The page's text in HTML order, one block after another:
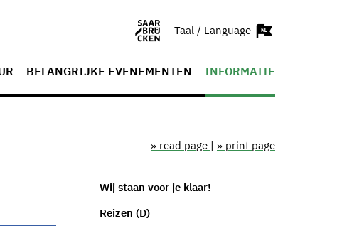
Taal / Language
BELANGRIJKE EVENEMENTEN INFORMATIE
» read page | » print page
Wij staan voor je klaar!
Reizen (D)